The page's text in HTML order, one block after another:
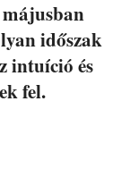
időszak
intuíció és
fel.